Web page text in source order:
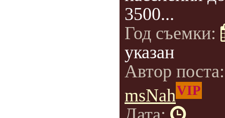
3500...
Год съемки:
указан
Автор
msNahVIP